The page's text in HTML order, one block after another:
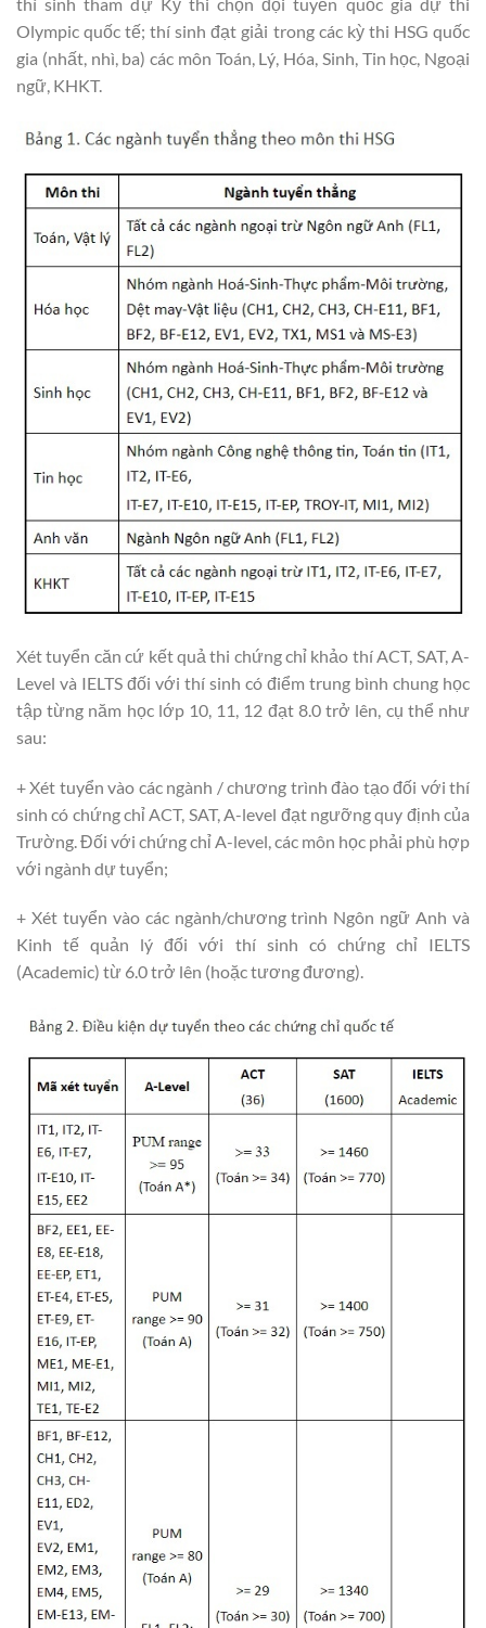
Olympic quốc tế; thí sinh đạt giải trong các kỳ thi HSG quốc
gia (nhất, nhì, ba) các môn Toán, Lý, Hóa, Sinh, Tin học, Ngoại
ngữ, KHKT.
Xét tuyển căn cứ kết quả thi chứng chỉ khảo thí ACT, SAT, A-
Level và IELTS đối với thí sinh có điểm trung bình chung học
tập từng năm học lớp 10, 11, 12 đạt 8.0 trở lên, cụ thể như
sau:
+ Xét tuyển vào các ngành / chương trình đào tạo đối với thí
sinh có chứng chỉ ACT, SAT, A-level đạt ngưỡng quy định của
Trường. Đối với chứng chỉ A-level, các môn học phải phù hợp
với ngành dự tuyển;
+ Xét tuyển vào các ngành/chương trình Ngôn ngữ Anh và
Kinh tế quản lý đối với thí sinh có chứng chỉ IELTS
(Academic) từ 6.0 trở lên (hoặc tương đương).